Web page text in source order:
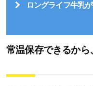
ロングライフ牛乳
常温保存できるから